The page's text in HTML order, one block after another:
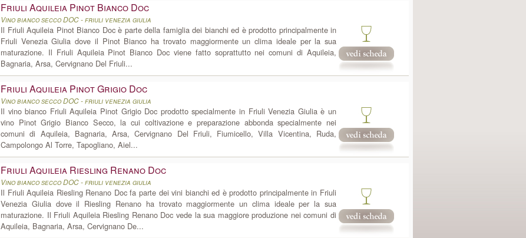
Friuli Aquileia Pinot Bianco Doc
Vino bianco secco DOC - friuli venezia giulia
Il Friuli Aquileia Pinot Bianco Doc è parte della famiglia dei bianchi ed è prodotto principalmente in
Friuli Venezia Giulia dove il Pinot Bianco ha trovato maggiormente un clima ideale per la sua
maturazione. Il Friuli Aquileia Pinot Bianco Doc viene fatto soprattutto nei comuni di Aquileia,
Bagnaria, Arsa, Cervignano Del Friuli...
Friuli Aquileia Pinot Grigio Doc
Vino bianco secco DOC - friuli venezia giulia
Il vino bianco Friuli Aquileia Pinot Grigio Doc prodotto specialmente in Friuli Venezia Giulia è un
vino Pinot Grigio Bianco Secco, la cui coltivazione e preparazione abbonda specialmente nei
comuni di Aquileia, Bagnaria, Arsa, Cervignano Del Friuli, Fiumicello, Villa Vicentina, Ruda,
Campolongo Al Torre, Tapogliano, Aiel...
Friuli Aquileia Riesling Renano Doc
Vino bianco secco DOC - friuli venezia giulia
Il Friuli Aquileia Riesling Renano Doc fa parte dei vini bianchi ed è prodotto principalmente in Friuli
Venezia Giulia dove il Riesling Renano ha trovato maggiormente un clima ideale per la sua
maturazione. Il Friuli Aquileia Riesling Renano Doc vede la sua maggiore produzione nei comuni di
Aquileia, Bagnaria, Arsa, Cervignano De...